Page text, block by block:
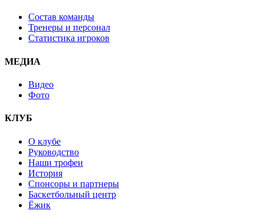
Состав команды
Тренеры и персонал
Статистика игроков
МЕДИА
Видео
Фото
КЛУБ
О клубе
Руководство
Наши трофеи
История
Спонсоры и партнеры
Баскетбольный центр
Ёжик